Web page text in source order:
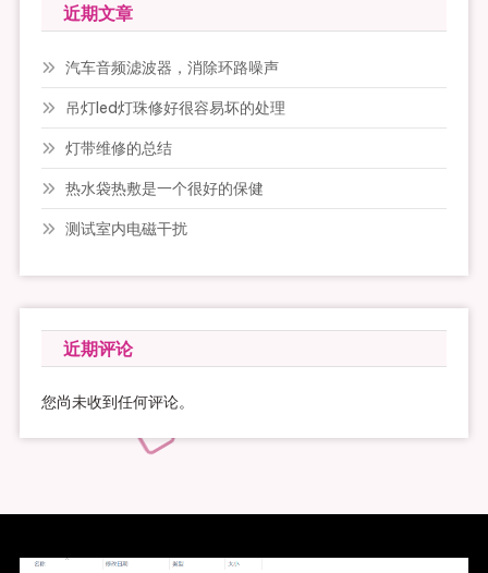
近期文章
汽车音频滤波器，消除环路噪声
吊灯led灯珠修好很容易坏的处理
灯带维修的总结
热水袋热敷是一个很好的保健
测试室内电磁干扰
近期评论
您尚未收到任何评论。